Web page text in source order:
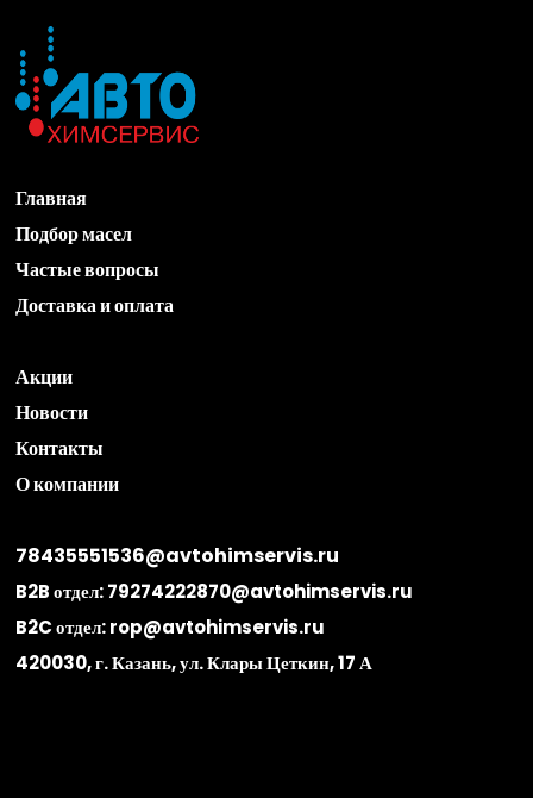
Главная
Подбор масел
Частые вопросы
Доставка и оплата
Акции
Новости
Контакты
О компании
78435551536@avtohimservis.ru
B2B отдел:79274222870@avtohimservis.ru
B2C отдел:rop@avtohimservis.ru
420030, г. Казань, ул. Клары Цеткин, 17 А